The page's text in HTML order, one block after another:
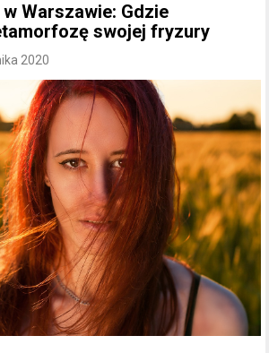
Warszawie: Gdzie
swojej fryzury
2020